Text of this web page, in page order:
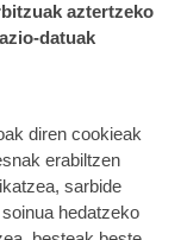
aztertzeko
datuak
diren cookieak
erabiltzen
sarbide
hedatzeko